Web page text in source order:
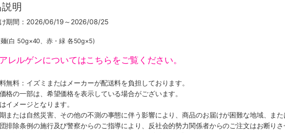
明
期間：2026/06/19～2026/08/25
(白 50g×40、赤・緑 各50g×5)
レルゲンについてはこちらをご覧ください。
無料：イズミまたはメーカーが配送料を負担しております。
格の一部は、希望価格を表示している場合がございます。
イメージとなります。
または自然災害、その他の不測の事態に伴う影響により、商品のお届けが困難な地域、ま
排除条例の施行及び警察からのご指導により、反社会的勢力関係者からのご注文はお断り